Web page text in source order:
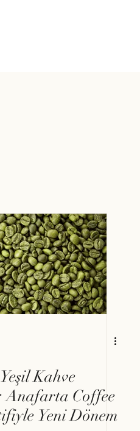
Kahve
Anafarta Coffee
Yeni Dönem